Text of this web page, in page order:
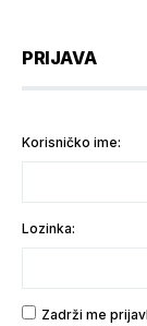
PRIJAVA
Korisničko ime:
Lozinka:
Zadrži me